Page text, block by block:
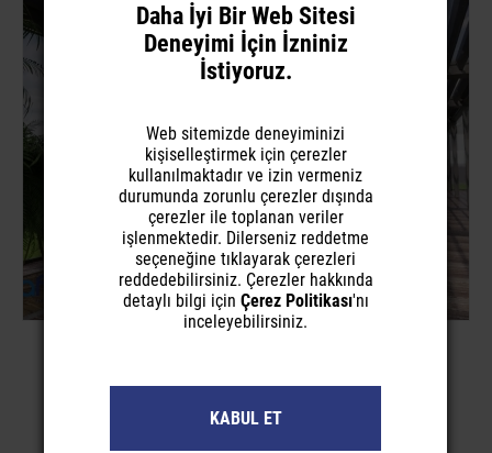
Daha İyi Bir Web Sitesi
Deneyimi İçin İzniniz
İstiyoruz.
Web sitemizde deneyiminizi
kişiselleştirmek için çerezler
kullanılmaktadır ve izin vermeniz
durumunda zorunlu çerezler dışında
çerezler ile toplanan veriler
işlenmektedir. Dilerseniz reddetme
seçeneğine tıklayarak çerezleri
reddedebilirsiniz. Çerezler hakkında
detaylı bilgi için Çerez Politikası'nı
inceleyebilirsiniz.
KABUL ET